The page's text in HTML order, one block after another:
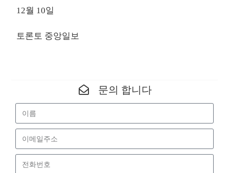
12월 10일
토론토 중앙일보
문의 합니다